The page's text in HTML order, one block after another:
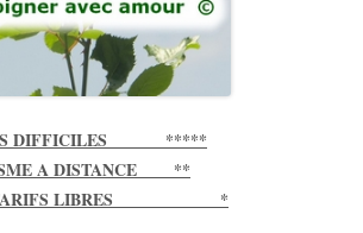
*****
A DISTANCE **
LIBRES *